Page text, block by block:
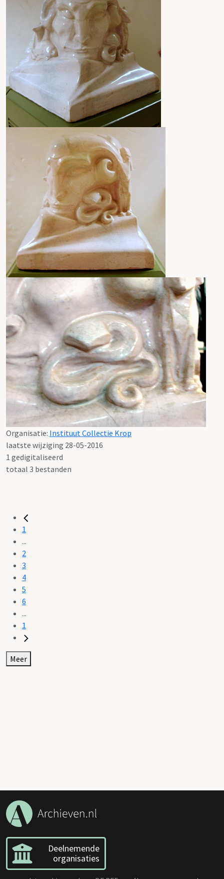
Organisatie: Instituut Collectie Krop
laatste wijziging 28-05-2016
1 gedigitaliseerd
totaal 3 bestanden
1
...
2
3
4
5
6
...
1
Meer
Deelnemende
organisaties